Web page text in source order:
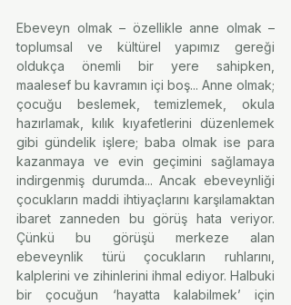
Ebeveyn olmak – özellikle anne olmak –
toplumsal ve kültürel yapımız gereği
oldukça önemli bir yere sahipken,
maalesef bu kavramın içi boş... Anne olmak;
çocuğu beslemek, temizlemek, okula
hazırlamak, kılık kıyafetlerini düzenlemek
gibi gündelik işlere; baba olmak ise para
kazanmaya ve evin geçimini sağlamaya
indirgenmiş durumda... Ancak ebeveynliği
çocukların maddi ihtiyaçlarını karşılamaktan
ibaret zanneden bu görüş hata veriyor.
Çünkü bu görüşü merkeze alan
ebeveynlik türü çocukların ruhlarını,
kalplerini ve zihinlerini ihmal ediyor. Halbuki
bir çocuğun ‘hayatta kalabilmek’ için